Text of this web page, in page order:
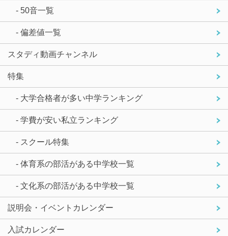
- 50音一覧
- 偏差値一覧
スタディ動画チャンネル
特集
- 大学合格者が多い中学ランキング
- 学費が安い私立ランキング
- スクール特集
- 体育系の部活がある中学校一覧
- 文化系の部活がある中学校一覧
説明会・イベントカレンダー
入試カレンダー